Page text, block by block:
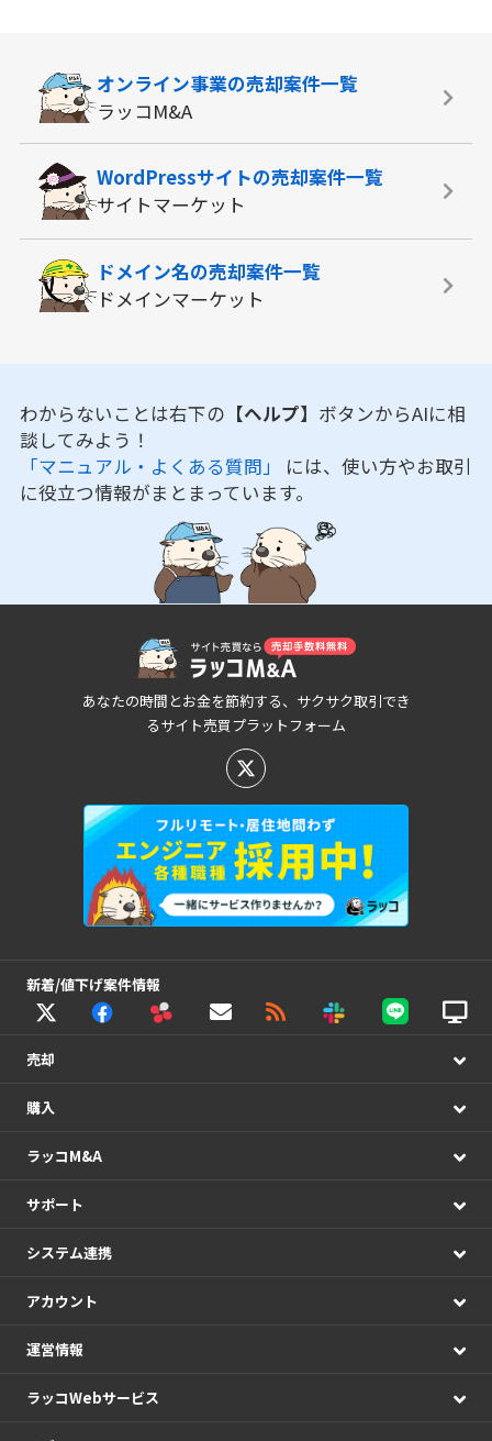
オンライン事業の売却案件一覧
ラッコM&A
WordPressサイトの売却案件一覧
サイトマーケット
ドメイン名の売却案件一覧
ドメインマーケット
わからないことは右下の 【ヘルプ】 ボタンからAIに相
談してみよう！
「マニュアル・よくある質問」 には、使い方やお取引
に役立つ情報がまとまっています。
あなたの時間とお金を節約する、サクサク取引でき
るサイト売買プラットフォーム
新着/値下げ案件情報
売却
購入
ラッコM&A
サポート
システム連携
アカウント
運営情報
ラッコWebサービス